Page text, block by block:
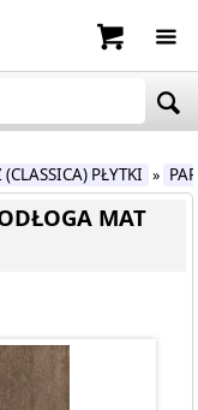
(CLASSICA) PŁYTKI »
MAT